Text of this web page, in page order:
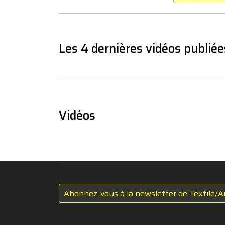
Les 4 dernières vidéos
Vidéos
Abonnez-vous à la newsletter de Textile/